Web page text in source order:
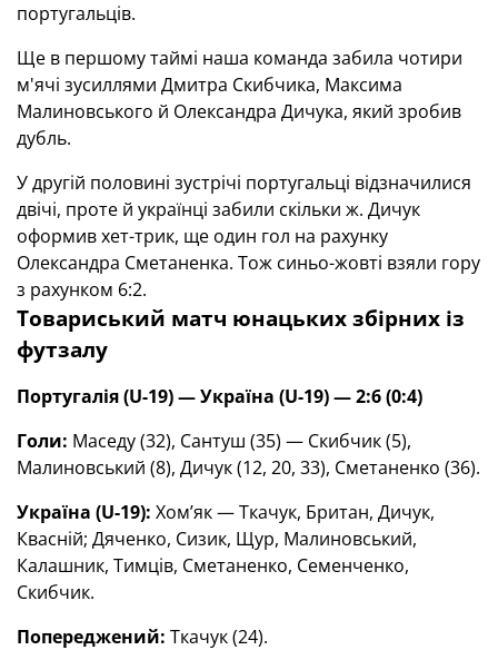
португальців.
Ще в першому таймі наша команда забила чотири
м'ячі зусиллями Дмитра Скибчика, Максима
Малиновського й Олександра Дичука, який зробив
дубль.
У другій половині зустрічі португальці відзначилися
двічі, проте й українці забили скільки ж. Дичук
оформив хет-трик, ще один гол на рахунку
Олександра Сметаненка. Тож синьо-жовті взяли гору
з рахунком 6:2.
Товариський матч юнацьких збірних із
футзалу
Португалія (U-19) — Україна (U-19) — 2:6 (0:4)
Голи: Маседу (32), Сантуш (35) — Скибчик (5),
Малиновський (8), Дичук (12, 20, 33), Сметаненко (36).
Україна (U-19): Хом’як — Ткачук, Британ, Дичук,
Квасній; Дяченко, Сизик, Щур, Малиновський,
Калашник, Тимців, Сметаненко, Семенченко,
Скибчик.
Попереджений: Ткачук (24).